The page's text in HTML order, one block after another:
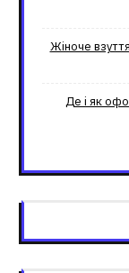
Жіноче
Де і як